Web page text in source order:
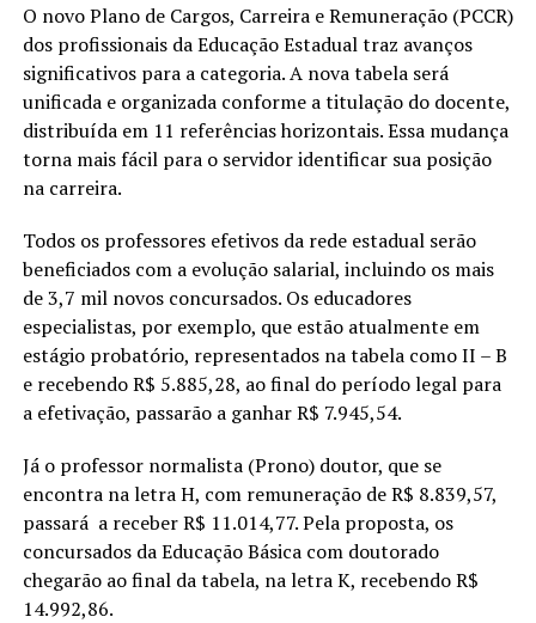
O novo Plano de Cargos, Carreira e Remuneração (PCCR)
dos profissionais da Educação Estadual traz avanços
significativos para a categoria. A nova tabela será
unificada e organizada conforme a titulação do docente,
distribuída em 11 referências horizontais. Essa mudança
torna mais fácil para o servidor identificar sua posição
na carreira.
Todos os professores efetivos da rede estadual serão
beneficiados com a evolução salarial, incluindo os mais
de 3,7 mil novos concursados. Os educadores
especialistas, por exemplo, que estão atualmente em
estágio probatório, representados na tabela como II – B
e recebendo R$ 5.885,28, ao final do período legal para
a efetivação, passarão a ganhar R$ 7.945,54.
Já o professor normalista (Prono) doutor, que se
encontra na letra H, com remuneração de R$ 8.839,57,
passará a receber R$ 11.014,77. Pela proposta, os
concursados da Educação Básica com doutorado
chegarão ao final da tabela, na letra K, recebendo R$
14.992,86.